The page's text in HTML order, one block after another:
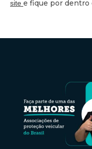
site e fique por dentro